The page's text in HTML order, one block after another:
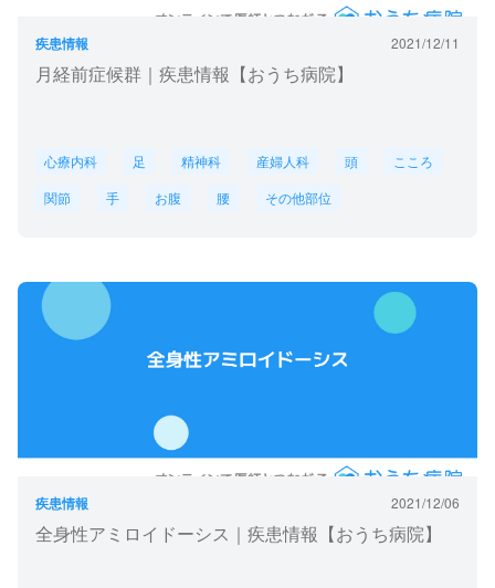
疾患情報 2021/12/11
月経前症候群｜疾患情報【おうち病院】
心療内科 足 精神科 産婦人科 頭
こころ
関節
手 お腹 腰 その他部位
疾患情報 2021/12/06
全身性アミロイドーシス｜疾患情報【おうち病院】